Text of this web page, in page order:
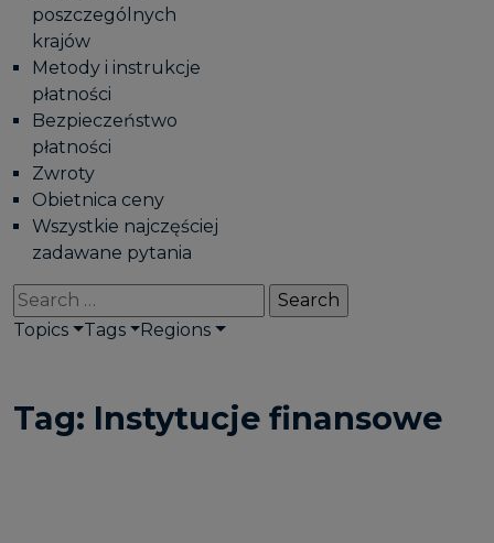
poszczególnych
krajów
Metody i instrukcje
płatności
Bezpieczeństwo
płatności
Zwroty
Obietnica ceny
Wszystkie najczęściej
zadawane pytania
Search
for:
Topics Tags Regions
Tag: Instytucje finansowe